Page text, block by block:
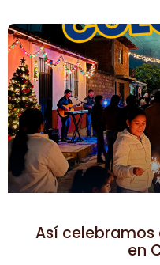
Así celebramos
en